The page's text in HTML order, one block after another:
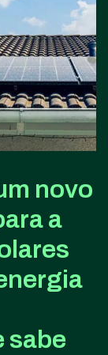
novo
a
sabe